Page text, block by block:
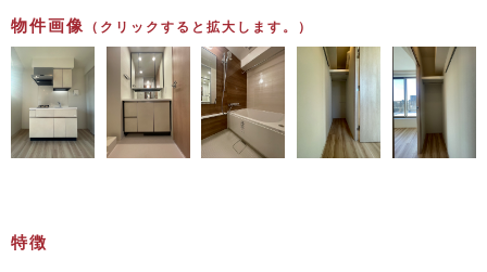
物件画像 （クリックすると拡大します。）
特徴